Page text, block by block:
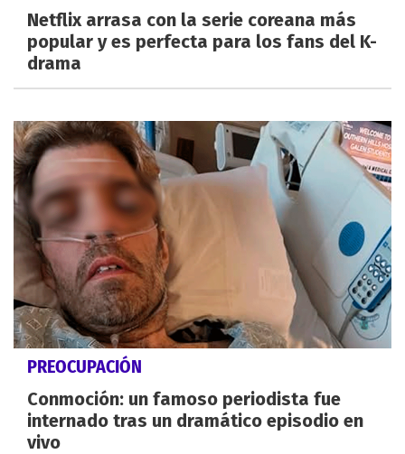
Netflix arrasa con la serie coreana más
popular y es perfecta para los fans del K-
drama
PREOCUPACIÓN
Conmoción: un famoso periodista fue
internado tras un dramático episodio en
vivo